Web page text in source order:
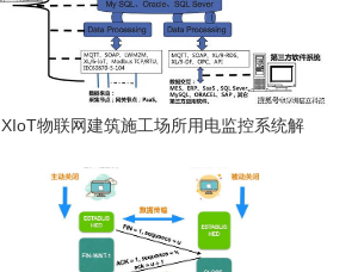
XIoT物联网建筑施工场所用电监控系统解